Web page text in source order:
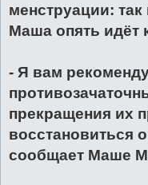
менструации:
Маша опять идёт
- Я вам
прекращения их
восстановиться
сообщает Маше